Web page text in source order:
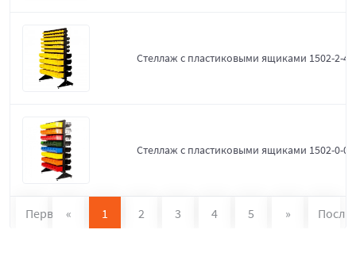
Стеллаж с пластиковыми ящиками 1502-2-4-
Стеллаж с пластиковыми ящиками 1502-0-0-
Первая « 1 2 3 4 5 »